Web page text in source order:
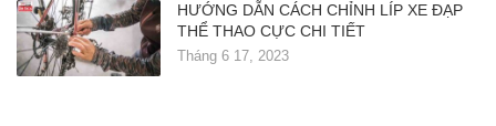
HƯỚNG DẪN CÁCH CHỈNH LÍP XE ĐẠP
THỂ THAO CỰC CHI TIẾT
Tháng 6 17, 2023